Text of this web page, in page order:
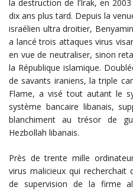
la destruction de l’Irak, en
dix ans plus tard. Depuis la
israélien ultra droitier,
a lancé trois attaques virus
en vue de neutraliser, sinon
la République islamique.
de savants iraniens, la triple
Flame, a visé tout autant le
système bancaire libanais,
blanchiment au trésor de
Hezbollah libanais.
Près de trente mille
virus malicieux qui recherchait
de supervision de la firme